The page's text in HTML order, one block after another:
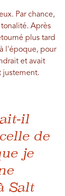
Par chance,
Après
plus tard
l'époque, pour
et avait
justement.
il
de
je
Salt